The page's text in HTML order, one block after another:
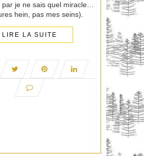
par je ne sais quel miracle…
hein, pas mes seins).
LIRE LA SUITE